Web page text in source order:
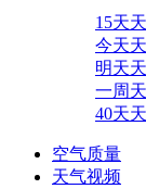
15天
今天
明天
一周
40天
空气质量
天气视频